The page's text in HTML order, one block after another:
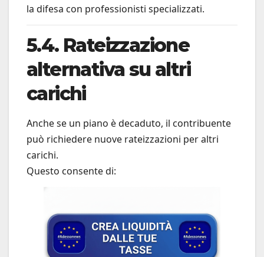
la difesa con professionisti specializzati.
5.4. Rateizzazione
alternativa su altri
carichi
Anche se un piano è decaduto, il contribuente
può richiedere nuove rateizzazioni per altri
carichi.
Questo consente di: